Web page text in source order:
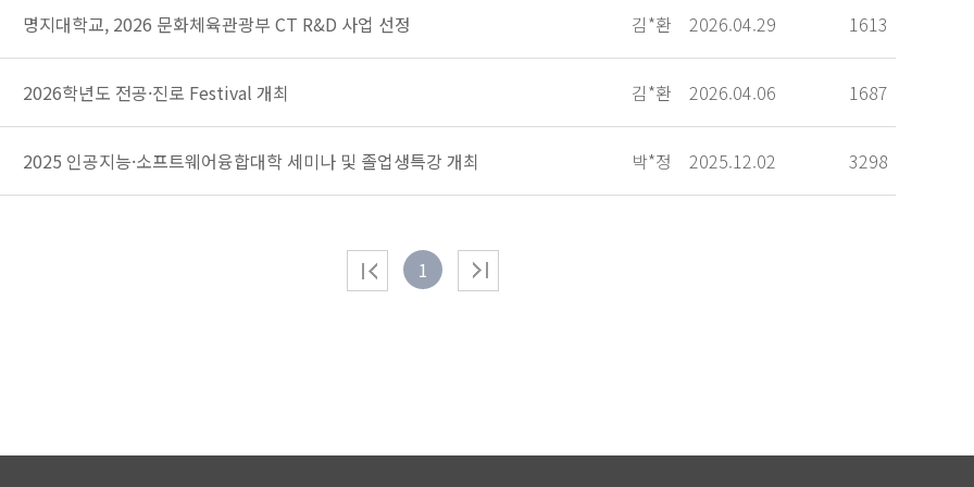
명지대학교, 2026 문화체육관광부 CT R&D 사업 선정 김*환 2026.04.29 1613
2026학년도 전공·진로 Festival 개최 김*환 2026.04.06 1687
2025 인공지능·소프트웨어융합대학 세미나 및 졸업생특강 개최 박*정 2025.12.02 3298
1